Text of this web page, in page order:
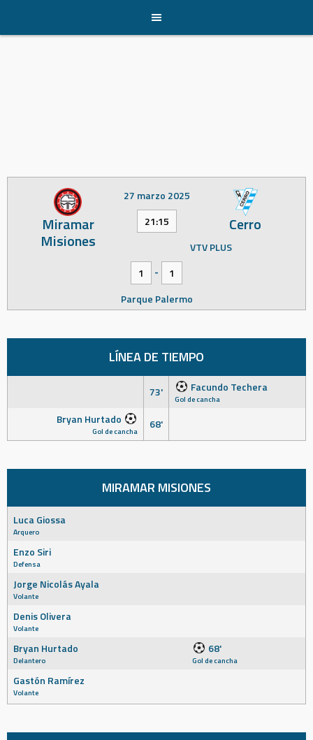
content
Miramar
Misiones
Cerro
27 marzo 2025
21:15
VTV PLUS
1
-
1
Parque Palermo
LÍNEA DE TIEMPO
73' Facundo Techera
Gol de cancha
Bryan Hurtado
Gol de cancha 68'
MIRAMAR MISIONES
Luca Giossa
Arquero
Enzo Siri
Defensa
Jorge Nicolás Ayala
Volante
Denis Olivera
Volante
Bryan Hurtado
Delantero
68'
Gol de cancha
Gastón Ramírez
Volante